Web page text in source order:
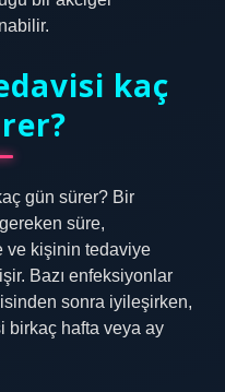
kaç
gün sürer? Bir
süre,
ve kişinin tedaviye
Bazı enfeksiyonlar
sonra iyileşirken,
birkaç hafta veya ay